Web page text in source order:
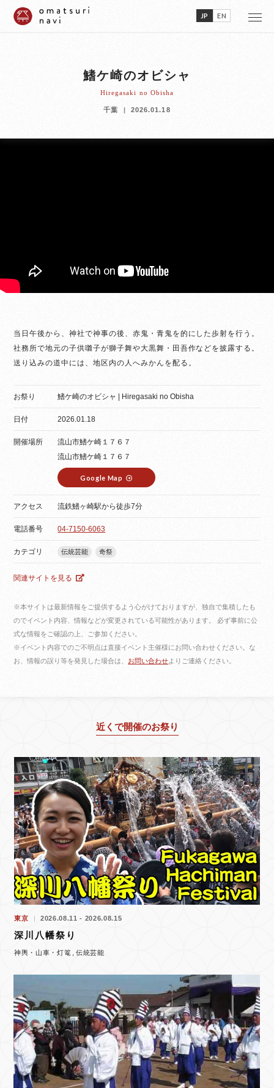
JP EN
鰭ケ崎のオビシャ
Hiregasaki no Obisha
千葉 2026.01.18
当日午後から、神社で神事の後、赤鬼・青鬼を的にした歩射を行う。
社務所で地元の子供囃子が獅子舞や大黒舞・田吾作などを披露する。
送り込みの道中には、地区内の人へみかんを配る。
お祭り 鰭ケ崎のオビシャ | Hiregasaki no Obisha
日付 2026.01.18
開催場所
流山市鰭ケ崎１７６７
流山市鰭ケ崎１７６７
Google Map
アクセス 流鉄鰭ヶ崎駅から徒歩7分
電話番号 04-7150-6063
カテゴリ 伝統芸能 奇祭
関連サイトを見る
※本サイトは最新情報をご提供するよう心がけておりますが、独自で集積したも
のでイベント内容、情報などが変更されている可能性があります。 必ず事前に公
式な情報をご確認の上、ご参加ください。
※イベント内容でのご不明点は直接イベント主催様にお問い合わせください。な
お、情報の誤り等を発見した場合は、 お問い合わせよりご連絡ください。
近くで開催のお祭り
東京 2026.08.11 - 2026.08.15
深川八幡祭り
神輿・山車・灯篭 伝統芸能